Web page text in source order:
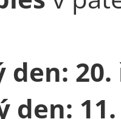
den:
den: